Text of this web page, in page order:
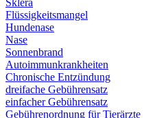
Sklera
Flüssigkeitsmangel
Hundenase
Nase
Sonnenbrand
Autoimmunkrankheiten
Chronische Entzündung
dreifache Gebührensatz
einfacher Gebührensatz
Gebührenordnung für Tierärzte